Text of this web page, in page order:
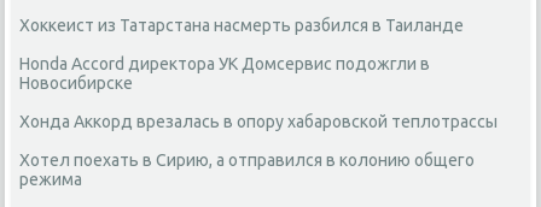
Хоккеист из Татарстана насмерть разбился в Таиланде
Honda Accord директора УК Домсервис подожгли в
Новосибирске
Хонда Аккорд врезалась в опору хабаровской теплотрассы
Хотел поехать в Сирию, а отправился в колонию общего
режима